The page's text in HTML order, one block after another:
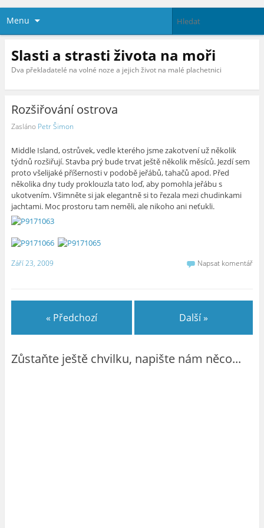
Menu
Slasti a strasti života na moři
Dva překladatelé na volné noze a jejich život na malé plachetnici
Rozšiřování ostrova
Zasláno Petr Šimon
Middle Island, ostrůvek, vedle kterého jsme zakotvení už několik
týdnů rozšiřují. Stavba prý bude trvat ještě několik měsíců. Jezdí sem
proto všelijaké příšernosti v podobě jeřábů, tahačů apod. Před
několika dny tudy proklouzla tato loď, aby pomohla jeřábu s
ukotvením. Všimněte si jak elegantně si to řezala mezi chudinkami
jachtami. Moc prostoru tam neměli, ale nikoho ani neťukli.
Září 23, 2009 Napsat komentář
« Předchozí Další »
Zůstaňte ještě chvilku, napište nám něco...